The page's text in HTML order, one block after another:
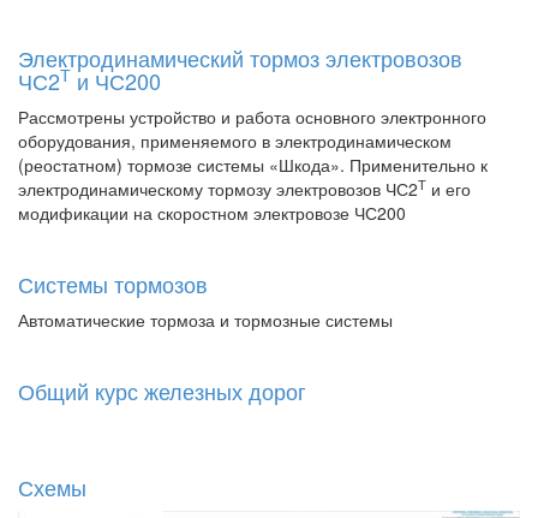
Электродинамический тормоз электровозов
ЧС2Т и ЧС200
Рассмотрены устройство и работа основного электронного
оборудования, применяемого в электродинамическом
(реостатном) тормозе системы «Шкода». Применительно к
электродинамическому тормозу электровозов ЧС2Т и его
модификации на скоростном электровозе ЧС200
Системы тормозов
Автоматические тормоза и тормозные системы
Общий курс железных дорог
Схемы